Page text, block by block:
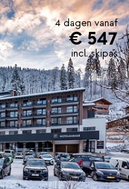
ouders genieten van
hechten veel
wat je merkt in elk
tot het vriendelijke
kom je thuis in een
en zorg voor elkaar.
— een fijne plek
winterse bergen.
4 dagen vanaf
€ 547
incl. skipas